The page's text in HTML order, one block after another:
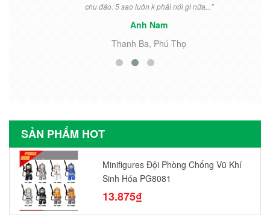
chu đáo. 5 sao luôn k phải nói gì nữa..."
Anh Nam
Thanh Ba, Phú Thọ
SẢN PHẨM HOT
Minifigures Đội Phòng Chống Vũ Khí
Sinh Hóa PG8081
13.875₫